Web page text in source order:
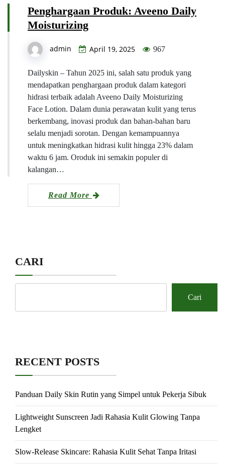
Penghargaan Produk: Aveeno Daily
Moisturizing
admin April 19, 2025 967
Dailyskin – Tahun 2025 ini, salah satu produk yang
mendapatkan penghargaan produk dalam kategori
hidrasi terbaik adalah Aveeno Daily Moisturizing
Face Lotion. Dalam dunia perawatan kulit yang terus
berkembang, inovasi produk dan bahan-bahan baru
selalu menjadi sorotan. Dengan kemampuannya
untuk meningkatkan hidrasi kulit hingga 23% dalam
waktu 6 jam. Oroduk ini semakin populer di
kalangan…
Read More
CARI
Cari
RECENT POSTS
Panduan Daily Skin Rutin yang Simpel untuk Pekerja Sibuk
Lightweight Sunscreen Jadi Rahasia Kulit Glowing Tanpa
Lengket
Slow-Release Skincare: Rahasia Kulit Sehat Tanpa Iritasi